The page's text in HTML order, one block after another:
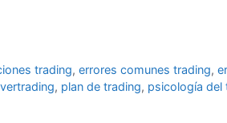
trading,errores comunes trading,
, plan de trading, psicología del